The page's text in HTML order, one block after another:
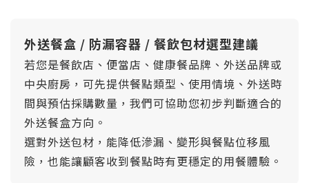
外送餐盒 / 防漏容器 / 餐飲包材選型建議
若您是餐飲店、便當店、健康餐品牌、外送品牌或
中央廚房，可先提供餐點類型、使用情境、外送時
間與預估採購數量，我們可協助您初步判斷適合的
外送餐盒方向。
選對外送包材，能降低滲漏、變形與餐點位移風
險，也能讓顧客收到餐點時有更穩定的用餐體驗。